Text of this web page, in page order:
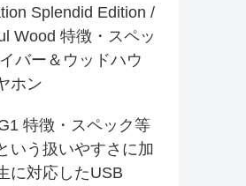
Splendid Edition /
Wood 特徴・スペッ
バー＆ウッドハウ
ホン
特徴・スペック等
いう扱いやすさに加
に対応したUSB